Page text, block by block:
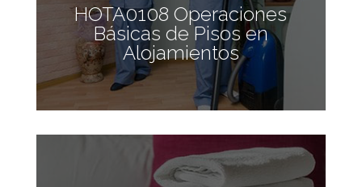
HOTA0108 Operaciones
Básicas de Pisos en
Alojamientos